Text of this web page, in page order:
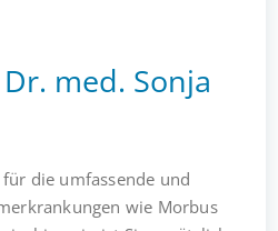
med. Sonja
die umfassende und
wie Morbus